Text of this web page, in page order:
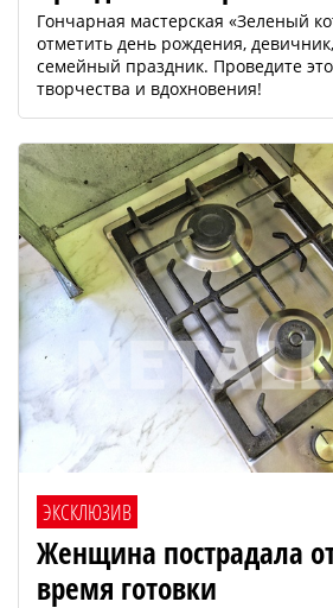
Гончарная мастерская «Зеленый
отметить день рождения,
семейный праздник. Проведите
творчества и вдохновения!
ЭКСКЛЮЗИВ
Женщина пострадала
время готовки